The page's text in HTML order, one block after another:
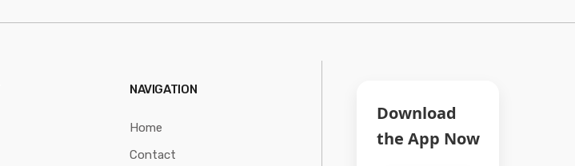
NAVIGATION
Home
Contact
Download
the App Now